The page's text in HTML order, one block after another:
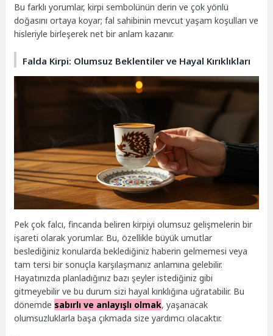
Bu farklı yorumlar, kirpi sembolünün derin ve çok yönlü
doğasını ortaya koyar; fal sahibinin mevcut yaşam koşulları ve
hisleriyle birleşerek net bir anlam kazanır.
Falda Kirpi: Olumsuz Beklentiler ve Hayal Kırıklıkları
Pek çok falcı, fincanda beliren kirpiyi olumsuz gelişmelerin bir
işareti olarak yorumlar. Bu, özellikle büyük umutlar
beslediğiniz konularda beklediğiniz haberin gelmemesi veya
tam tersi bir sonuçla karşılaşmanız anlamına gelebilir.
Hayatınızda planladığınız bazı şeyler istediğiniz gibi
gitmeyebilir ve bu durum sizi hayal kırıklığına uğratabilir. Bu
dönemde sabırlı ve anlayışlı olmak, yaşanacak
olumsuzluklarla başa çıkmada size yardımcı olacaktır.